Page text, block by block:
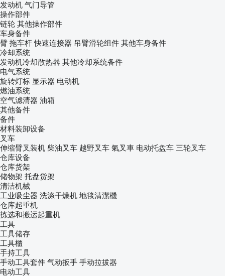
发动机 气门导管
操作部件
链轮 其他操作部件
车身备件
臂 拖车杆 快速连接器 吊臂滑轮组件 其他车身备件
冷却系统
发动机冷却散热器 其他冷却系统备件
电气系统
旋转灯标 显示器 电动机
燃油系统
空气滤清器 油箱
其他备件
备件
材料装卸设备
叉车
伸缩臂叉装机 柴油叉车 越野叉车 氣叉車 电动托盘车 三轮叉车
仓库设备
仓库货架
储物架 托盘货架
清洁机械
工业吸尘器 洗涤干燥机 地毯清潔機
仓库起重机
拣选和搬运起重机
工具
工具储存
工具櫃
手持工具
手动工具套件 气动扳手 手动拉拔器
电动工具